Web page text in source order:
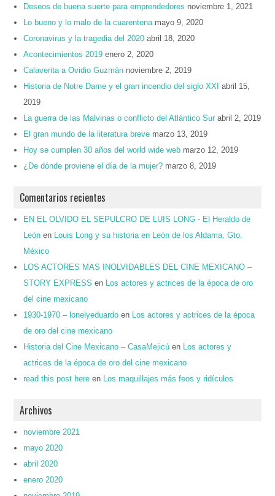
Deseos de buena suerte para emprendedores noviembre 1, 2021
Lo bueno y lo malo de la cuarentena mayo 9, 2020
Coronavirus y la tragedia del 2020 abril 18, 2020
Acontecimientos 2019 enero 2, 2020
Calaverita a Ovidio Guzmán noviembre 2, 2019
Historia de Notre Dame y el gran incendio del siglo XXI
abril 15,
2019
La guerra de las Malvinas o conflicto del Atlántico Sur abril 2, 2019
El gran mundo de la literatura breve marzo 13, 2019
Hoy se cumplen 30 años del world wide web marzo 12, 2019
¿De dónde proviene el día de la mujer? marzo 8, 2019
Comentarios recientes
EN EL OLVIDO EL SEPULCRO DE LUIS LONG - El Heraldo de
León en
Louis Long y su historia en León de los Aldama, Gto.
México
LOS ACTORES MAS INOLVIDABLES DEL CINE MEXICANO –
STORY EXPRESS en
Los actores y actrices de la época de oro
del cine mexicano
1930-1970 – lonelyeduardo en
Los actores y actrices de la época
de oro del cine mexicano
Historia del Cine Mexicano – CasaMejicú en
Los actores y
actrices de la época de oro del cine mexicano
read this post here en Los maquillajes más feos y ridículos
Archivos
noviembre 2021
mayo 2020
abril 2020
enero 2020